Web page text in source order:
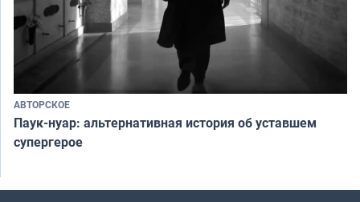
АВТОРСКОЕ
Паук-нуар: альтернативная история об уставшем
супергерое